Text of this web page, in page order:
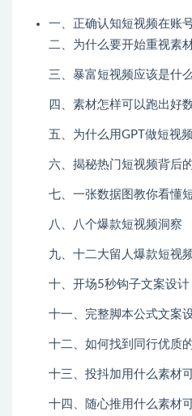
一、正确认知短视频在账
二、为什么要开始重视素
三、暴富短视频应该是什
四、素材怎样可以跑出好
五、为什么用GPT做短视
六、揭秘热门短视频背后
七、一张数据图教你看懂
八、八个爆款短视频洞察
九、十二大留人爆款短视
十、开场5秒钩子文案设计
十一、完整脚本公式文案
十二、如何找到同行优质
十三、投抖加用什么素材
十四、随心推用什么素材